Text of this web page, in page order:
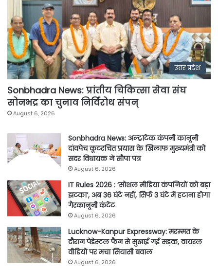
उत्तर प्रदेश
Sonbhadra News: प्रांतीय चिकित्सा सेवा संघ
सोनभद्र का चुनाव निर्विरोध संपन्
August 6, 2026
Sonbhadra News: अल्ट्राटेक कंपनी कानूनी
दांवपेच कूटरचित प्रयास के खिलाफ मुख्यमंत्री को
सदर विधायक ने सौपा पत्र
August 6, 2026
IT Rules 2026 : ‘सोशल मीडिया कंपनियों को बड़ा
झटका’, अब 36 घंटे नहीं, सिर्फ 3 घंटे में हटाना होगा
गैरकानूनी कंटेंट
August 6, 2026
Lucknow-Kanpur Expressway: मरम्मत के
दौरान पेडेस्टल फैन से सुखाई गई सड़क, वायरल
वीडियो पर मचा सियासी बवाल
August 6, 2026